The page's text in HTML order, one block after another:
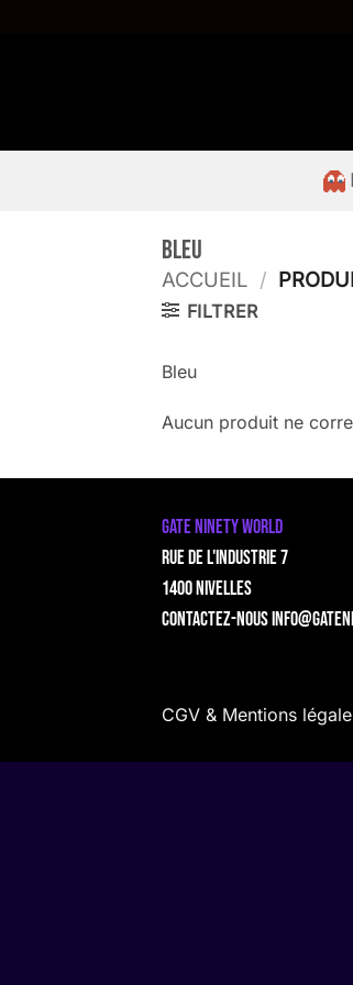
Bleu
ACCUEIL /
FILTRER
Bleu
Aucun produit ne
GATE NINETY WORLD
Rue de l'Industrie 7
1400 Nivelles
Contactez-nous
CGV & Mentions